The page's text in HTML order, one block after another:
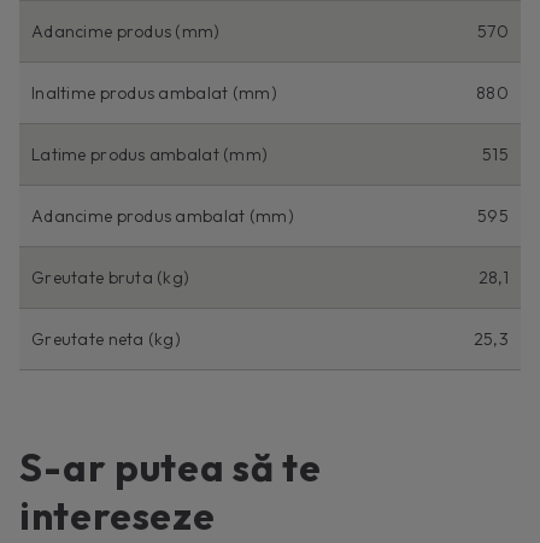
Adancime produs (mm) 570
Inaltime produs ambalat (mm) 880
Latime produs ambalat (mm) 515
Adancime produs ambalat (mm) 595
Greutate bruta (kg) 28,1
Greutate neta (kg) 25,3
S-ar putea să te
intereseze